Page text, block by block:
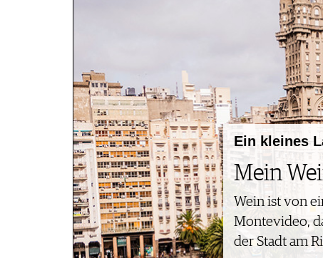
RECHERCHE VINS
NEWSLETTER
GUIDE DU VIGNOBLE
WINE TRADE CLUB
OFFRES D'EMPLOIS
MENTIONS LÉGALES
Ein kleines
Mein
Wein ist von
Montevideo,
der Stadt am